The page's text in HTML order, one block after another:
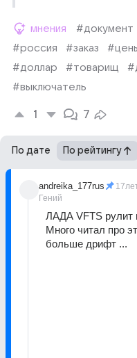
мнения
#документ
#россия
#заказ
#доллар
#товарищ
#выключатель
1 7
По дате По рейтингу
andreika_177rus
Гений
ЛАДА VFTS рулит
Много читал про
больше дрифт ...